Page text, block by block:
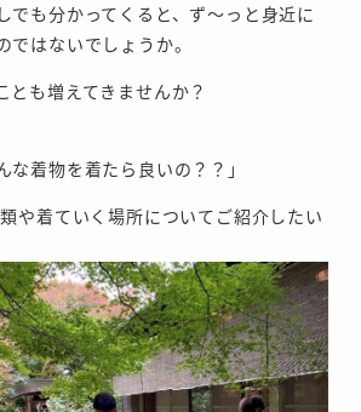
でも分かってくると、ず～っと身近に
はないでしょうか。
とも増えてきませんか？
な着物を着たら良いの？？」
や着ていく場所についてご紹介したい